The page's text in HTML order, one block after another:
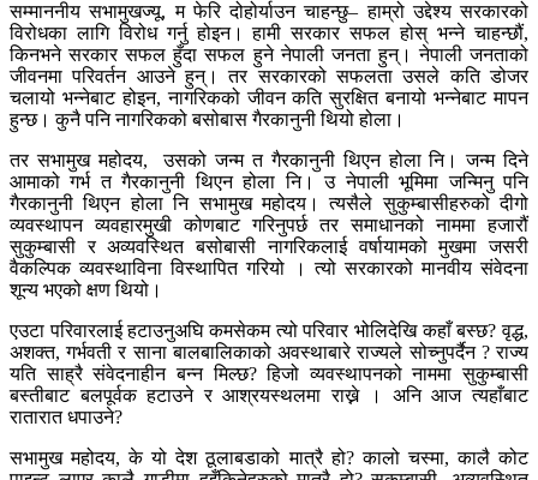
सम्माननीय सभामुखज्यू, म फेरि दोहोर्याउन चाहन्छु– हाम्रो उद्देश्य सरकारको
विरोधका लागि विरोध गर्नु होइन। हामी सरकार सफल होस् भन्ने चाहन्छौं,
किनभने सरकार सफल हुँदा सफल हुने नेपाली जनता हुन्। नेपाली जनताको
जीवनमा परिवर्तन आउने हुन्। तर सरकारको सफलता उसले कति डोजर
चलायो भन्नेबाट होइन, नागरिकको जीवन कति सुरक्षित बनायो भन्नेबाट मापन
हुन्छ। कुनै पनि नागरिकको बसोबास गैरकानुनी थियो होला।
तर सभामुख महोदय, उसको जन्म त गैरकानुनी थिएन होला नि। जन्म दिने
आमाको गर्भ त गैरकानुनी थिएन होला नि। उ नेपाली भूमिमा जन्मिनु पनि
गैरकानुनी थिएन होला नि सभामुख महोदय। त्यसैले सुकुम्बासीहरुको दीगो
व्यवस्थापन व्यवहारमुखी कोणबाट गरिनुपर्छ तर समाधानको नाममा हजारौं
सुकुम्बासी र अव्यवस्थित बसोबासी नागरिकलाई वर्षायामको मुखमा जसरी
वैकल्पिक व्यवस्थाविना विस्थापित गरियो । त्यो सरकारको मानवीय संवेदना
शून्य भएको क्षण थियो।
एउटा परिवारलाई हटाउनुअघि कमसेकम त्यो परिवार भोलिदेखि कहाँ बस्छ? वृद्ध,
अशक्त, गर्भवती र साना बालबालिकाको अवस्थाबारे राज्यले सोच्नुपर्दैन ? राज्य
यति साह्रै संवेदनाहीन बन्न मिल्छ? हिजो व्यवस्थापनको नाममा सुकुम्बासी
बस्तीबाट बलपूर्वक हटाउने र आश्रयस्थलमा राख्ने । अनि आज त्यहाँबाट
रातारात धपाउने?
सभामुख महोदय, के यो देश ठूलाबडाको मात्रै हो? कालो चस्मा, कालै कोट